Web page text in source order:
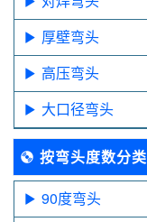
厚壁弯头
高压弯头
大口径弯头
按弯头度数分类
90度弯头